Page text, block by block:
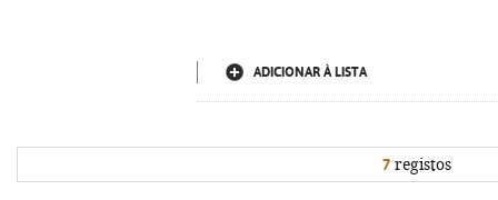
ADICIONAR À LISTA
7 registos